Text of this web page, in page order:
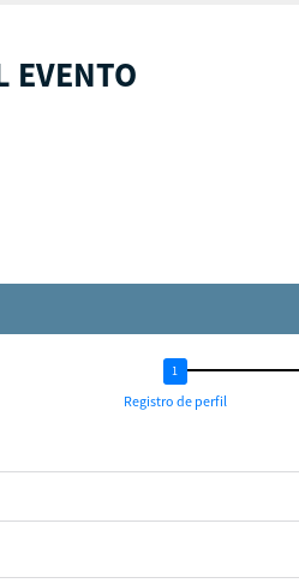
EVENTO
Registro de perfil